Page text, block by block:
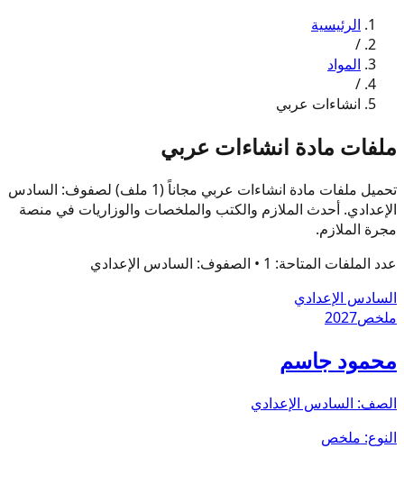
الرئيسية
/
المواد
/
انشاءات عربي
ملفات مادة انشاءات عربي
تحميل ملفات مادة انشاءات عربي مجاناً (1 ملف) لصفوف: السادس
الإعدادي. أحدث الملازم والكتب والملخصات والوزاريات في منصة
مجرة الملازم.
عدد الملفات المتاحة: 1 • الصفوف: السادس الإعدادي
السادس الإعدادي
ملخص2027
محمود جاسم
الصف: السادس الإعدادي
النوع: ملخص